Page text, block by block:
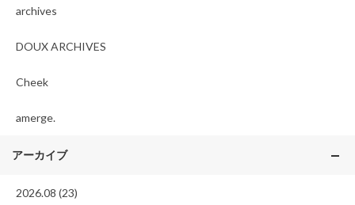
archives
DOUX ARCHIVES
Cheek
amerge.
アーカイブ
2026.08 (23)